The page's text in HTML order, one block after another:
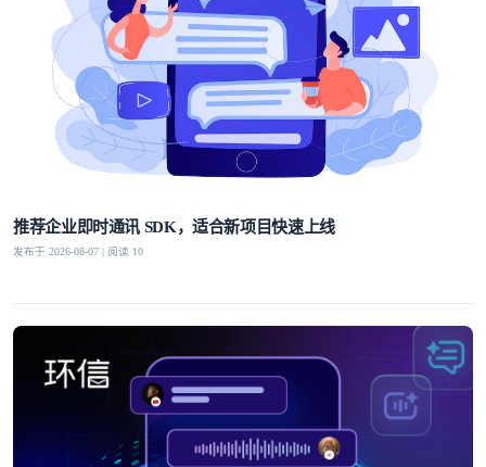
推荐企业即时通讯 SDK，适合新项目快速上线
发布于 2026-08-07 | 阅读 10